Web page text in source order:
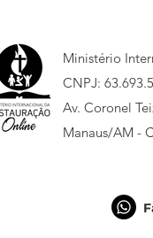
Ministério
CNPJ:
Av. Coronel
Manaus/AM -